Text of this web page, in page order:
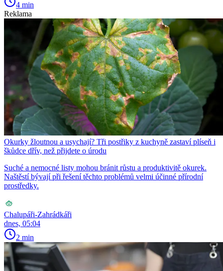
4 min
Reklama
Okurky žloutnou a usychají? Tři postřiky z kuchyně zastaví plíseň i
škůdce dřív, než přijdete o úrodu
Suché a nemocné listy mohou bránit růstu a produktivitě okurek.
Naštěstí bývají při řešení těchto problémů velmi účinné přírodní
prostředky.
Chalupáři-Zahrádkáři
dnes, 05:04
2 min